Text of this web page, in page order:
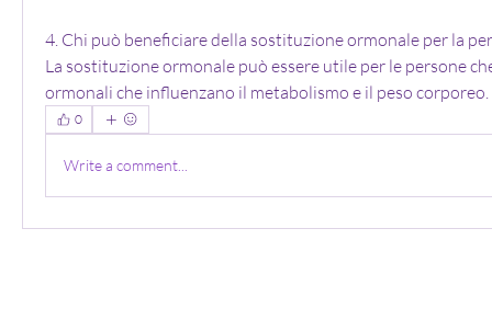
4. Chi può beneficiare della sostituzione ormonale per la
La sostituzione ormonale può essere utile per le persone
ormonali che influenzano il metabolismo e il peso
0
Write a comment...